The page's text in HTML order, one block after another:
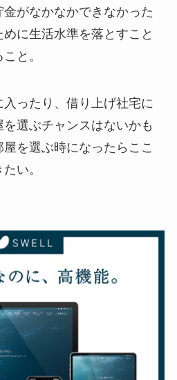
がなかなかできなかった
に生活水準を落とすこと
と。
ったり、借り上げ社宅に
選ぶチャンスはないかも
を選ぶ時になったらここ
い。